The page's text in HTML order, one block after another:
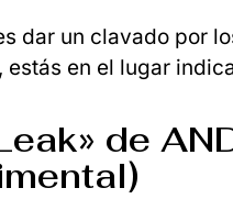
dar un clavado por
estás en el lugar
de